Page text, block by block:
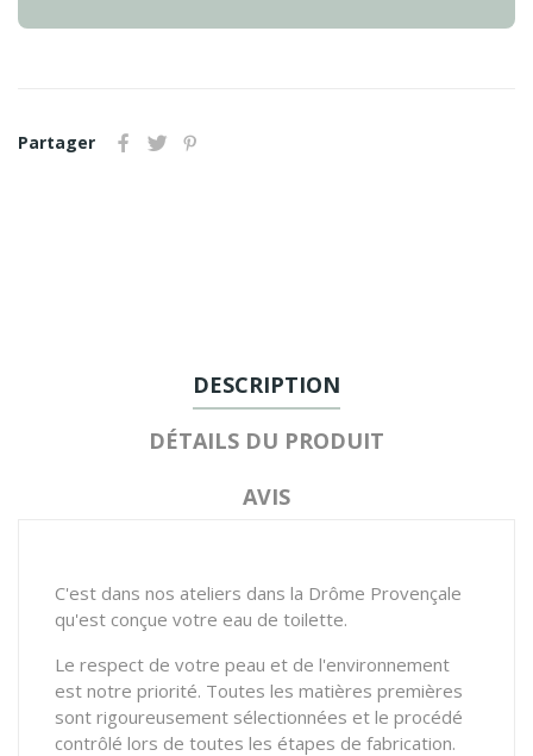
Partager
DESCRIPTION
DÉTAILS DU PRODUIT
AVIS
C'est dans nos ateliers dans la Drôme Provençale
qu'est conçue votre eau de toilette.
Le respect de votre peau et de l'environnement
est notre priorité. Toutes les matières premières
sont rigoureusement sélectionnées et le procédé
contrôlé lors de toutes les étapes de fabrication.